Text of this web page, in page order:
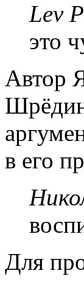
Lev
это
Автор
в его
Для